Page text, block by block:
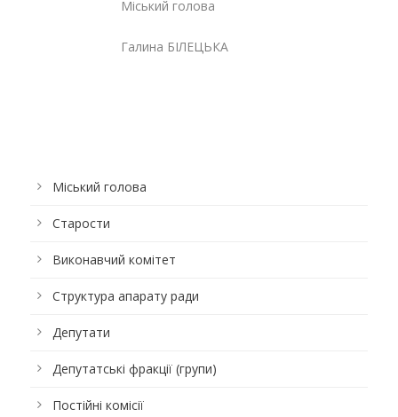
Міський голова
Галина БІЛЕЦЬКА
Міський голова
Старости
Виконавчий комітет
Структура апарату ради
Депутати
Депутатські фракції (групи)
Постійні комісії